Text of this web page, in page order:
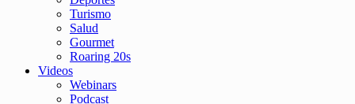
Turismo
Salud
Gourmet
Roaring 20s
Videos
Webinars
Podcast